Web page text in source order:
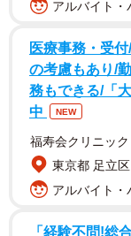
アルバイト・
医療事務・受
の考慮もあり/
務もできる/「
中
NEW
福寿会クリニック
東京都 足立区
アルバイト・
「経験不問!総